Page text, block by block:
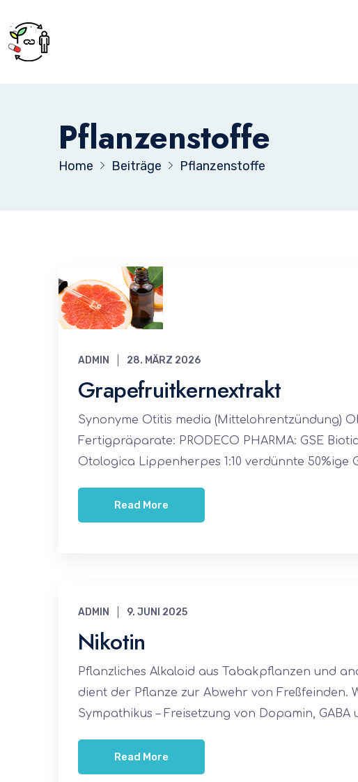
Pflanzenstoffe
Home Beiträge Pflanzenstoffe
ADMIN 28. MÄRZ 2026
Grapefruitkernextrakt
Synonyme Otitis media (Mittelohrentzündung)
Fertigpräparate: PRODECO PHARMA: GSE
Otologica Lippenherpes 1:10 verdünnte 50%ige
Read More
ADMIN 9. JUNI 2025
Nikotin
Pflanzliches Alkaloid aus Tabakpflanzen und
dient der Pflanze zur Abwehr von Freßfeinden.
Sympathikus – Freisetzung von Dopamin, GABA
Read More